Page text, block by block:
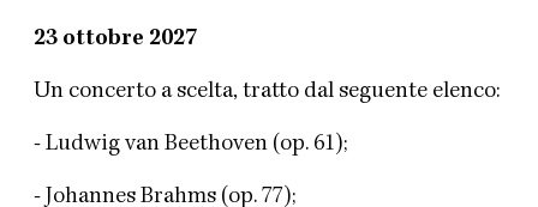
23 ottobre 2027
Un concerto a scelta, tratto dal seguente elenco:
- Ludwig van Beethoven (op. 61);
- Johannes Brahms (op. 77);